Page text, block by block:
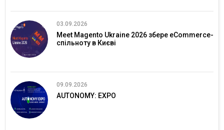
03.09.2026
Meet Magento Ukraine 2026 збере eCommerce-
спільноту в Києві
09.09.2026
AUTONOMY: EXPO